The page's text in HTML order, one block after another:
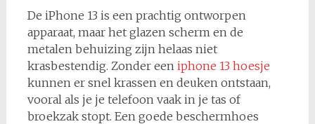
De iPhone 13 is een prachtig ontworpen
apparaat, maar het glazen scherm en de
metalen behuizing zijn helaas niet
krasbestendig. Zonder een iphone 13 hoesje
kunnen er snel krassen en deuken ontstaan,
vooral als je je telefoon vaak in je tas of
broekzak stopt. Een goede beschermhoes